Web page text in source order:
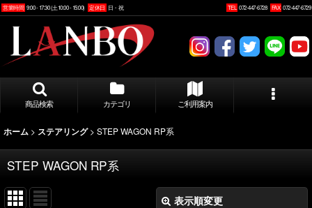
営業時間 9:00 - 17:30 (土10:00 - 15:00) 定休日 日・祝 TEL 072-447-6728 FAX 072-447-6729
商品検索 カテゴリ ご利用案内
ホーム > ステアリング > STEP WAGON RP系
STEP WAGON RP系
表示順変更